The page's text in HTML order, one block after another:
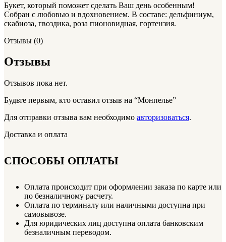
Букет, который поможет сделать Ваш день особенным!
Собран с любовью и вдохновением. В составе: дельфиниум,
скабиоза, гвоздика, роза пионовидная, гортензия.
Отзывы (0)
Отзывы
Отзывов пока нет.
Будьте первым, кто оставил отзыв на “Монпелье”
Для отправки отзыва вам необходимо авторизоваться.
Доставка и оплата
СПОСОБЫ ОПЛАТЫ
Оплата происходит при оформлении заказа по карте или
по безналичному расчету.
Оплата по терминалу или наличными доступна при
самовывозе.
Для юридических лиц доступна оплата банковским
безналичным переводом.